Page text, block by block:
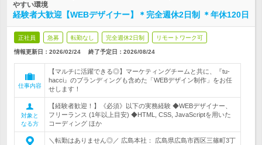
やすい環境
経験者大歓迎【WEBデザイナー】＊完全週休2日制 ＊年休120日
正社員 急募 転勤なし 完全週休2日制 リモートワーク可
情報更新日：2026/02/24 終了予定日： 2026/08/24
仕事内容
【マルチに活躍できる◎】マーケティングチームと共に、『tu-
hacci』のブランディングも含めた「WEBデザイン制作」をお任
せします！
対象と
なる方
【経験者歓迎！】《必須》以下の実務経験 ◆WEBデザイナー、
フリーランス (1年以上目安) ◆HTML, CSS, JavaScriptを用いた
コーディング ほか
＼転勤はありません◎／ 広島本社： 広島県広島市西区三篠町3丁